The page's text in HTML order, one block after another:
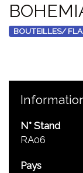
BOUTEILLES/
N° Stand
RA06
Pays